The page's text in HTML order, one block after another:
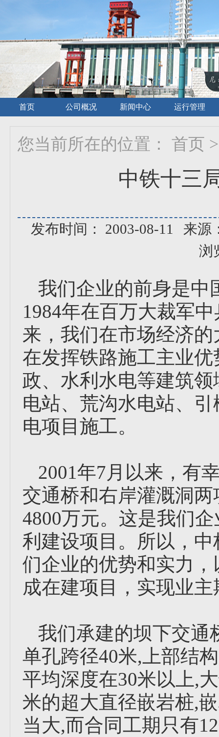
首页 公司概况 新闻中心 运行管理
您当前所在的位置： 首页 >
中铁十三
发布时间： 2003-08-11
来源
浏
我们企业的前身是中
1984年在百万大裁军
来，我们在市场经济
在发挥铁路施工主业
政、水利水电等建筑
电站、荒沟水电站、
电项目施工。
2001年7月以来，有
交通桥和右岸灌溉洞
4800万元。这是我们
利建设项目。所以，
们企业的优势和实力
成在建项目，实现业主
我们承建的坝下交通
单孔跨径40米,上部结
平均深度在30米以上,
米的超大直径嵌岩桩,
当大,而合同工期只有